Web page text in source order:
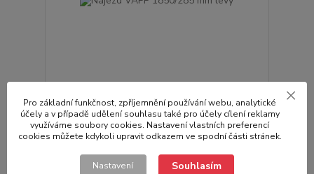
Nájezd VAPP 1850/285 mm levý
4 934,00 Kč/ks
4 077,69 Kč bez DPH Skladem
Přidat do košíku
Pro základní funkčnost, zpříjemnění používání webu, analytické
účely a v případě udělení souhlasu také pro účely cílení reklamy
využíváme soubory cookies. Nastavení vlastních preferencí
cookies můžete kdykoli upravit odkazem ve spodní části stránek.
Nastavení Souhlasím